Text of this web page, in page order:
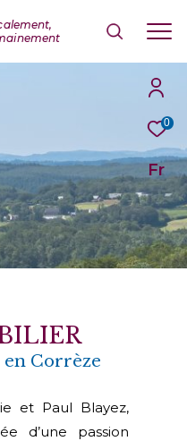
0
Fr
en Corrèze
et Paul Blayez,
d’une passion